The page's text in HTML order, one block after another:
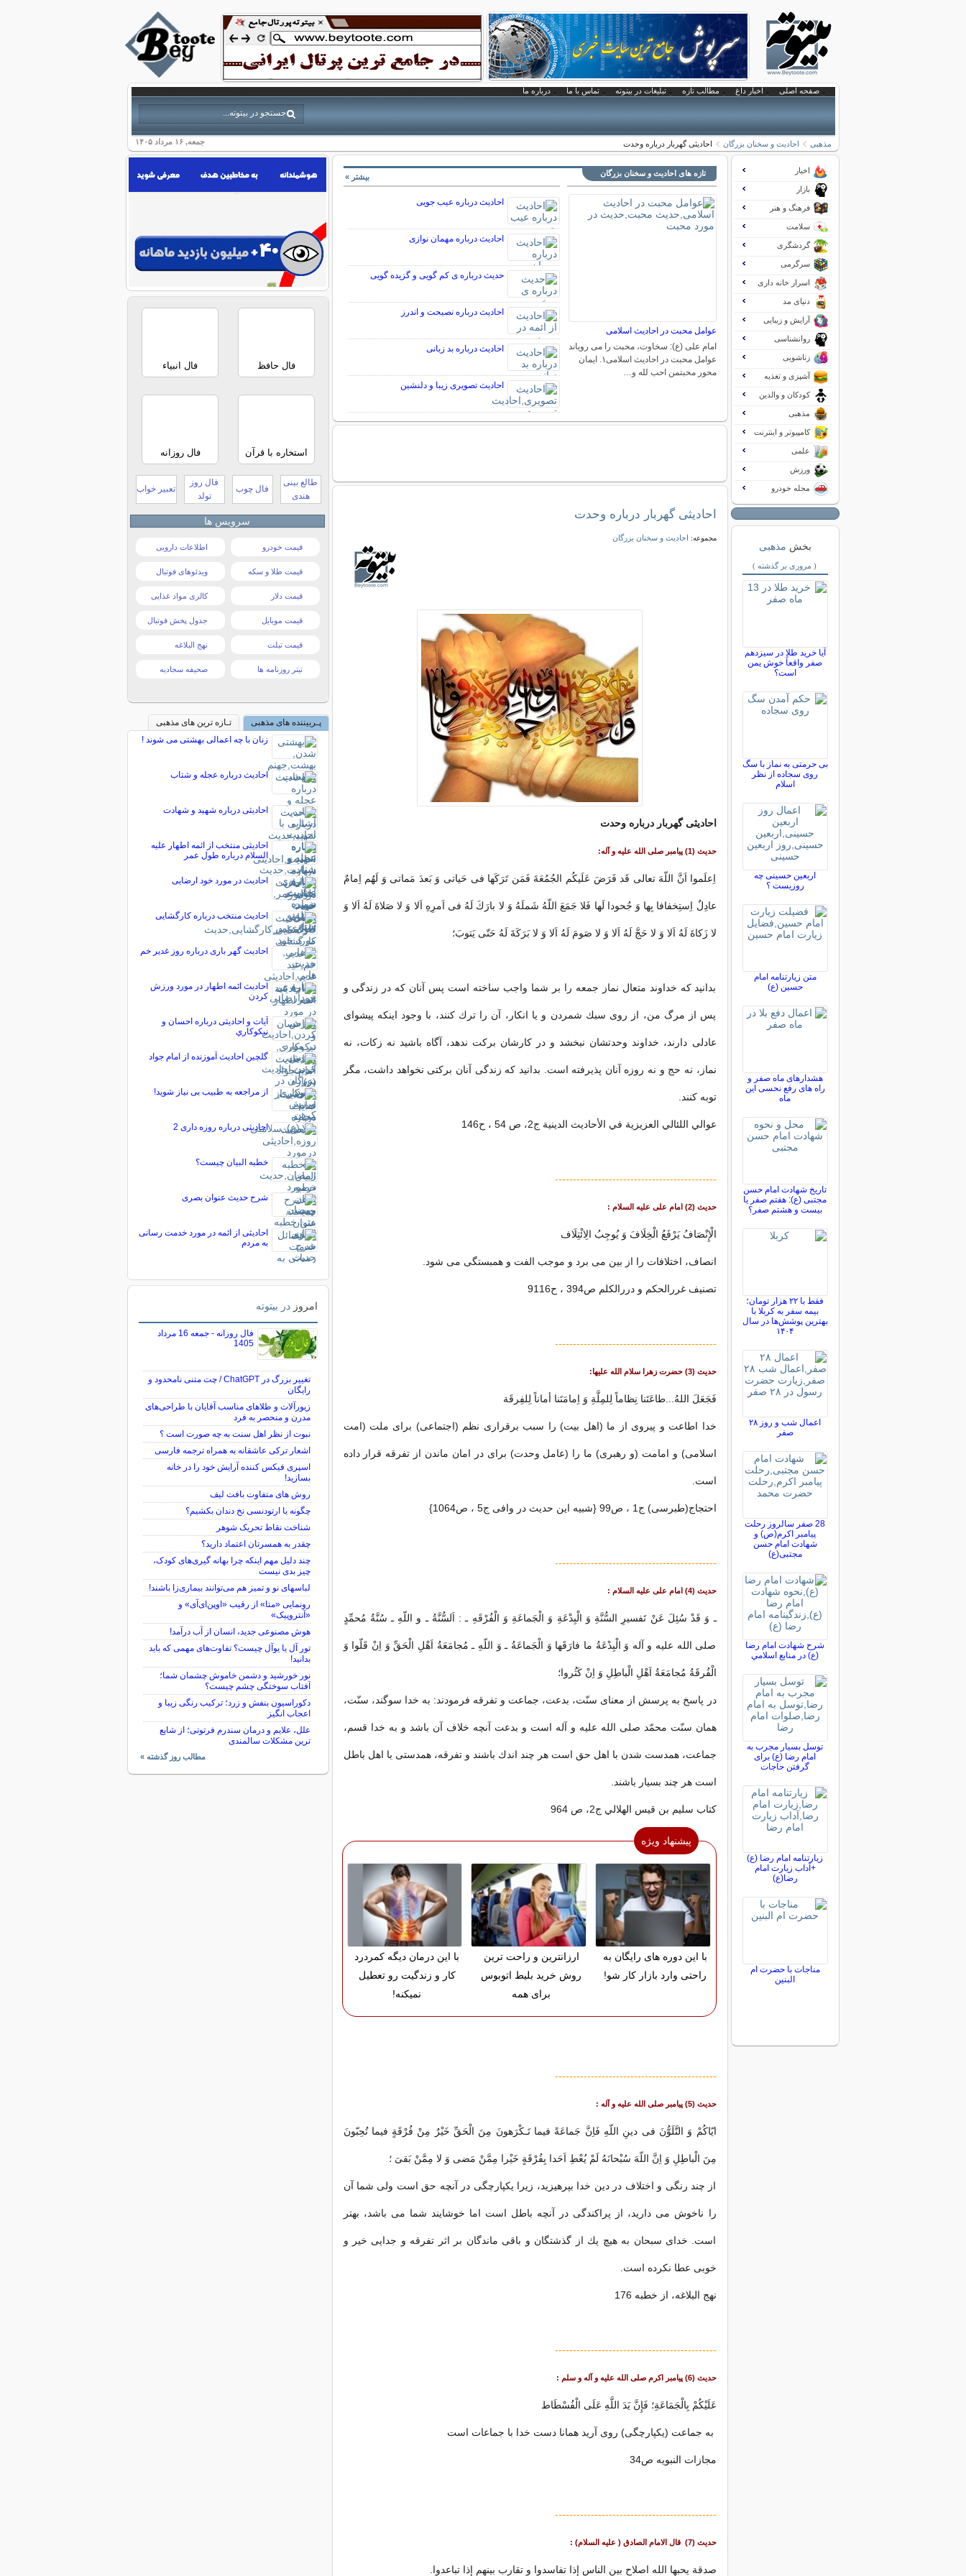
صفحه اصلی اخبار داغ مطالب تازه تبلیغات در بیتوته تماس با ما درباره ما
جمعه, ۱۶ مرداد ۱۴۰۵ مذهبی احادیث و سخنان بزرگان احادیثی گهربار درباره وحدت
تازه های احادیث و سخنان بزرگان
عوامل محبت در احادیث اسلامى
امام علی (ع): سخاوت، محبت را مى رویاند
عوامل محبت در احادیث اسلامى۱. ایمان
محور محبتمن احب لله و…
احادیث درباره عیب جویی
احادیث درباره مهمان نوازی
حدیث درباره ی کم گویی و گزیده گویی
احادیث درباره نصیحت و اندرز
احادیث درباره بد زبانی
احادیث تصویری زیبا و دلنشین
بیشتر »
احادیثی گهربار درباره وحدت
مجموعه: احادیث و سخنان بزرگان
احادیثی گهربار درباره وحدت
حدیث (1) پيامبر صلى‏ الله ‏عليه‏ و ‏آله:
اِعلَموا اَنَّ اللّه‏َ تعالى قَد فَرَضَ عَلَيكُم الجُمُعَةَ فَمَن تَرَكَها فى حَياتى وَ بَعدَ مَماتى وَ لَهُم اِمامٌ
عادِلٌ اِستِخفافا بِها وَ جُحودا لَها فَلا جَمَعَ اللّه‏ُ شَملَهُ وَ لا بارَكَ لَهُ فى اَمرِهِ اَلا وَ لا صَلاةَ لَهُ اَلا وَ
لا زَكاةَ لَهُ اَلا وَ لا حَجَّ لَهُ اَلا وَ لا صَومَ لَهُ اَلا وَ لا بَرَكَةَ لَهُ حَتّى يَتوبَ؛
بدانيد كه خداوند متعال نماز جمعه را بر شما واجب ساخته است پس آنان كه در زندگى و
پس از مرگ من، از روى سبك شمردن و يا انكار، آن را ترك كنند، با وجود اين‏كه پيشواى
عادلى دارند، خداوند وحدتشان نبخشد و در كارشان بركت ندهد، آگاه باشيد نه زكات، نه
نماز، نه حج و نه روزه آنان پذيرفته است. بدانيد كه زندگى آنان بركتى نخواهد داشت، مگر
توبه كنند.
عوالي اللئالي العزيزية في الأحاديث الدينية ج‏2، ص 54 ، ح146
---------------------------------------------
حدیث (2) امام على عليه السلام :
الْإِنْصَافُ يَرْفَعُ الْخِلَافَ وَ يُوجِبُ الِائْتِلَاف‏
انصاف، اختلافات را از بين مى ‏برد و موجب الفت و همبستگى مى ‏شود.
تصنیف غررالحکم و دررالکلم ص394 ، ح9116
---------------------------------------------
حدیث (3) حضرت زهرا سلام الله علیها:
فَجَعَلَ اللهُ...طاعَتَنا نِظاماً لِلمِلَّةِ وَ اِمامَتَنا أماناً لِلفِرقَة
خدا اطاعت و پیروی از ما (اهل بیت) را سبب برقراری نظم (اجتماعی) برای ملت (امت
اسلامی) و امامت (و رهبری) ما را (عامل وحدت) برای در امان ماندن از تفرقه قرار داده
است.
احتجاج(طبرسی) ج1 ، ص99 {شبیه این حدیث در وافی ج5 ، ص1064}
---------------------------------------------
حدیث (4) امام على عليه ‏السلام :
ـ وَ قَدْ سُئِلَ عَنْ تَفسيرِ السُّنَّةِ وَ الْبِدْعَةِ وَ الْجَماعَةِ وَ الْفُرْقَهِ ـ : اَلسُّنَّةُ ـ و اللّه‏ِ ـ سُنَّةُ مُحمِّدٍ
صلى ‏الله‏ عليه ‏و ‏آله وَ الْبِدْعَةُ ما فارَقَها وَ الْجَماعَةُ ـ وَ اللّه‏ِ ـ مُجامَعَةُ اَهْلِ الْحَقِّ وَ اِنْ قَلّوا وَ
الْفُرقَةُ مُجامَعَةُ اَهْلِ الْباطِلِ وَ اِنْ كَثُروا؛
در پاسخ به پرسش از معناى سنّت، بدعت، جماعت و تفرقه فرمودند: به خدا سوگند، سنّت،
همان سنّت محمّد صلى‏ الله ‏عليه‏ و ‏آله است و بدعت آنچه خلاف آن باشد و به خدا قسم،
جماعت، همدست شدن با اهل حق است هر چند اندك باشند و تفرقه، همدستى با اهل باطل
است هر چند بسيار باشند.
كتاب سليم بن قيس الهلالي ج‏2، ص 964
پیشنهاد ویژه
با این دوره های رایگان به
راحتی وارد بازار کار شو!
ارزانترین و راحت ترین
روش خرید بلیط اتوبوس
برای همه
با این درمان دیگه کمردرد
کار و زندگیت رو تعطیل
نمیکنه!
---------------------------------------------
حدیث (5) پيامبر صلى‏ الله ‏عليه‏ و ‏آله :
ايّاكُمْ وَ التَّلَوُّنَ فى دينِ اللّه‏ِ فَاِنَّ جَماعَةً فيما تَـكْرَهونَ مِنَ الْحَقِّ خَيْرٌ مِنْ فُرْقَةٍ فيما تُحِبّونَ
مِنَ الْباطِلِ وَ اِنَّ اللّه‏َ سُبْحانَهُ لَمْ يُعْطِ اَحَدا بِفُرْقَةٍ خَيْرا مِمَّنْ مَضى وَ لا مِمَّنْ بَقىَ ؛
از چند رنگى و اختلاف در دين خدا بپرهيزيد، زيرا يكپارچگى در آنچه حق است ولى شما آن
را ناخوش مى ‏داريد، از پراكندگى در آنچه باطل است اما خوشايند شما مى ‏باشد، بهتر
است. خداى سبحان به هيچ يك از گذشتگان و باقى ماندگان بر اثر تفرقه و جدايى خير و
خوبى عطا نكرده است.
نهج البلاغه، از خطبه 176
---------------------------------------------
حدیث (6) پيامبر اکرم صلی الله علیه و آله و سلم :
عَلَيْكُمْ بِالْجَمَاعَةِ؛ فَإِنَّ يَدَ اللَّهِ عَلَى الْفُسْطَاط
به جماعت (يكپارچگى) روى آريد همانا دست خدا با جماعات است
مجازات النبویه ص34
---------------------------------------------
حدیث (7) قال الامام الصادق ( علیه السلام) :
صدقة یحبها الله اصلاح بین الناس إذا تفاسدوا و تقارب بینهم إذا تباعدوا.
اخبار
بازار
فرهنگ و هنر
سلامت
گردشگری
سرگرمی
اسرار خانه داری
دنیای مد
آرایش و زیبایی
روانشناسی
زناشویی
آشپزی و تغذیه
کودکان و والدین
مذهبی
کامپیوتر و اینترنت
علمی
ورزش
مجله خودرو
بخش مذهبی
( مروری بر گذشته )
آیا خرید طلا در سیزدهم
صفر واقعاً خوش یمن
است؟
بی حرمتی به نماز با سگ
روی سجاده از نظر
اسلام
اربعین حسینی چه
روزیست ؟
متن زیارتنامه امام
حسین (ع)
هشدارهای ماه صفر و
راه های رفع نحسی این
ماه
تاریخ شهادت امام حسن
مجتبی (ع): هفتم صفر یا
بیست و هشتم صفر؟
فقط با ۲۲ هزار تومان؛
بیمه سفر به کربلا با
بهترین پوشش‌ها در سال
۱۴۰۴
اعمال شب و روز ۲۸
صفر
28 صفر سالروز رحلت
پیامبر اکرم(ص) و
شهادت امام حسن
مجتبی(ع)
شرح شهادت امام رضا
(ع) در منابع اسلامي
توسل بسیار مجرب به
امام رضا (ع) برای
گرفتن حاجات
زیارتنامه امام رضا (ع)
+آداب زیارت امام
رضا(ع)
مناجات با حضرت ام
البنین
فال حافظ فال انبیاء
استخاره با قرآن فال روزانه
طالع بینی
هندی
فال چوب
فال روز
تولد
تعبیر خواب
سرویس ها
قیمت خودرو اطلاعات دارویی
قیمت طلا و سکه ویدئوهای فوتبال
قیمت دلار کالری مواد غذایی
قیمت موبایل جدول پخش فوتبال
قیمت تبلت نهج البلاغه
تیتر روزنامه ها صحیفه سجادیه
پـربیننده های مذهبی
تـازه ترین های مذهبی
زنان با چه اعمالی بهشتی می شوند !
احادیث درباره عجله و شتاب
احادیثی درباره شهید و شهادت
احادیثی منتخب از ائمه اطهار علیه
السلام درباره طول عمر
احادیث در مورد خود ارضایی
احادیث منتخب درباره کارگشایی
احادیث گهر باری درباره روز غدیر خم
احادیث ائمه اطهار در مورد ورزش
کردن
آیات و احادیثی درباره احسان و
نيكوكاري
گلچین احادیث آموزنده از امام جواد
از مراجعه به طبيب بى نياز شوید!
احادیثی درباره روزه داری 2
خطبه البیان چیست؟
شرح حدیث عنوان بصری
احادیثی از ائمه در مورد خدمت رسانی
به مردم
امروز در بیتوته
فال روزانه - جمعه 16 مرداد
1405
تغییر بزرگ در ChatGPT / چت متنی نامحدود و
رایگان
زیورآلات و طلاهای مناسب آقایان با طراحی‌های
مدرن و منحصر به فرد
نبوت از نظر اهل سنت به چه صورت است ؟
اشعار ترکی عاشقانه به همراه ترجمه فارسی
اسپری فیکس کننده آرایش خود را در خانه
بسازید!
روش های متفاوت بافت لیف
چگونه با ارتودنسی نخ دندان بکشیم؟
شناخت نقاط تحریک شوهر
چقدر به همسرتان اعتماد دارید؟
چند دلیل مهم اینکه چرا بهانه گیری‌های کودک،
چیز بدی نیست
لباس‎های نو و تمیز هم می‌توانند بیماری‌زا باشند!
رونمایی «متا» از رقیب «اوپن‌ای‌آی» و
«آنتروپیک»
هوش مصنوعی جدید، انسان از آب درآمد!
تور آل یا یوآل چیست؟ تفاوت‌های مهمی که باید
بدانید!
نور خورشید و دشمن خاموش چشمان شما؛
آفتاب سوختگی چشم چیست؟
دکوراسیون بنفش و زرد؛ ترکیب رنگی زیبا و
اعجاب انگیز
علل، علایم و درمان سندرم فرتوتی؛ از شایع
ترین مشکلات سالمندی
مطالب روز گذشته »